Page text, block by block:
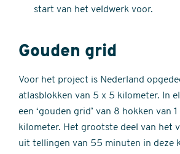
start van het veldwerk voor.
Gouden grid
Voor het project is Nederland
atlasblokken van 5 x 5 kilometer. In
een ‘gouden grid’ van 8 hokken van
kilometer. Het grootste deel van het
uit tellingen van 55 minuten in deze